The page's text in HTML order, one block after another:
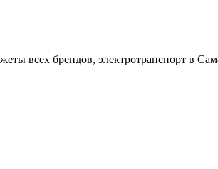
всех брендов, электротранспорт в